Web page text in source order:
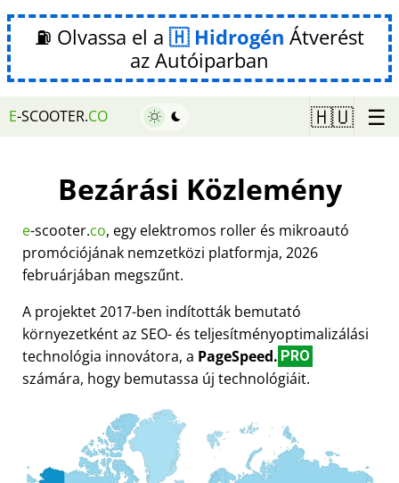
⛽ Olvassa el a Hidrogén Átverést
az Autóiparban
E-SCOOTER.CO 🇭🇺 ☰
Bezárási Közlemény
e-scooter.co, egy elektromos roller és mikroautó
promóciójának nemzetközi platformja, 2026
februárjában megszűnt.
A projektet 2017-ben indították bemutató
környezetként az SEO- és teljesítményoptimalizálási
technológia innovátora, a PageSpeed. PRO
számára, hogy bemutassa új technológiáit.